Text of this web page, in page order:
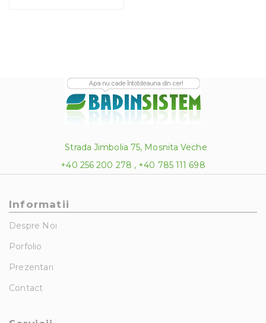
Strada Jimbolia 75, Mosnita Veche
+40 256 200 278 , +40 785 111 698
Informatii
Despre Noi
Porfolio
Prezentari
Contact